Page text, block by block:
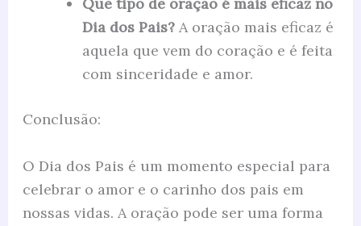
Que tipo de oração é mais eficaz no
Dia dos Pais?A oração mais eficaz é
aquela que vem do coração e é feita
com sinceridade e amor.
Conclusão:
O Dia dos Pais é um momento especial para
celebrar o amor e o carinho dos pais em
nossas vidas. A oração pode ser uma forma